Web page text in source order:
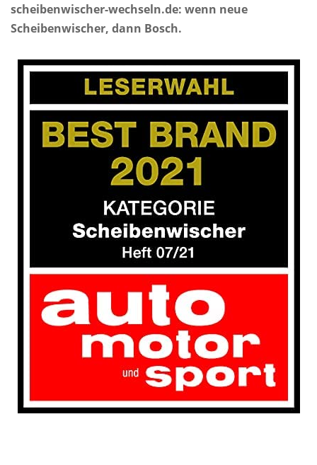
scheibenwischer-wechseln.de: wenn neue
Scheibenwischer, dann Bosch.